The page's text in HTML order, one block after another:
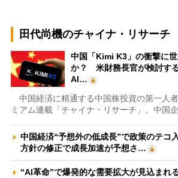
田代尚機のチャイナ・リサーチ
中国「Kimi K3」の衝撃に
か？ 米財務長官が検討す
AI…
中国経済に精通する中国株投資の第一人
ミアム連載「チャイナ・リサーチ」。中国
中国経済“予想外の低成長”で政策のテ
方針の修正で成長加速が予想さ…
“AI革命”で爆発的な需要拡大が見込まれ